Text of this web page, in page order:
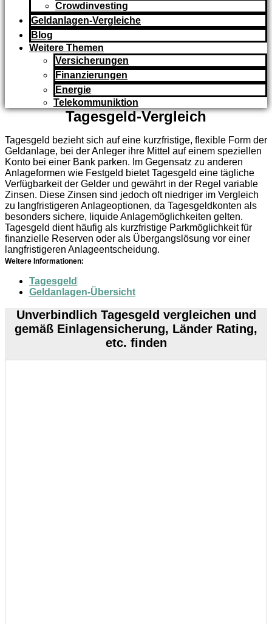
Crowdinvesting
Geldanlagen-Vergleiche
Blog
Weitere Themen
Versicherungen
Finanzierungen
Energie
Telekommuniktion
Tagesgeld-Vergleich
Tagesgeld bezieht sich auf eine kurzfristige, flexible Form der
Geldanlage, bei der Anleger ihre Mittel auf einem speziellen
Konto bei einer Bank parken. Im Gegensatz zu anderen
Anlageformen wie Festgeld bietet Tagesgeld eine tägliche
Verfügbarkeit der Gelder und gewährt in der Regel variable
Zinsen. Diese Zinsen sind jedoch oft niedriger im Vergleich
zu langfristigeren Anlageoptionen, da Tagesgeldkonten als
besonders sichere, liquide Anlagemöglichkeiten gelten.
Tagesgeld dient häufig als kurzfristige Parkmöglichkeit für
finanzielle Reserven oder als Übergangslösung vor einer
langfristigeren Anlageentscheidung.
Weitere Informationen:
Tagesgeld
Geldanlagen-Übersicht
Unverbindlich Tagesgeld vergleichen und
gemäß Einlagensicherung, Länder Rating,
etc. finden